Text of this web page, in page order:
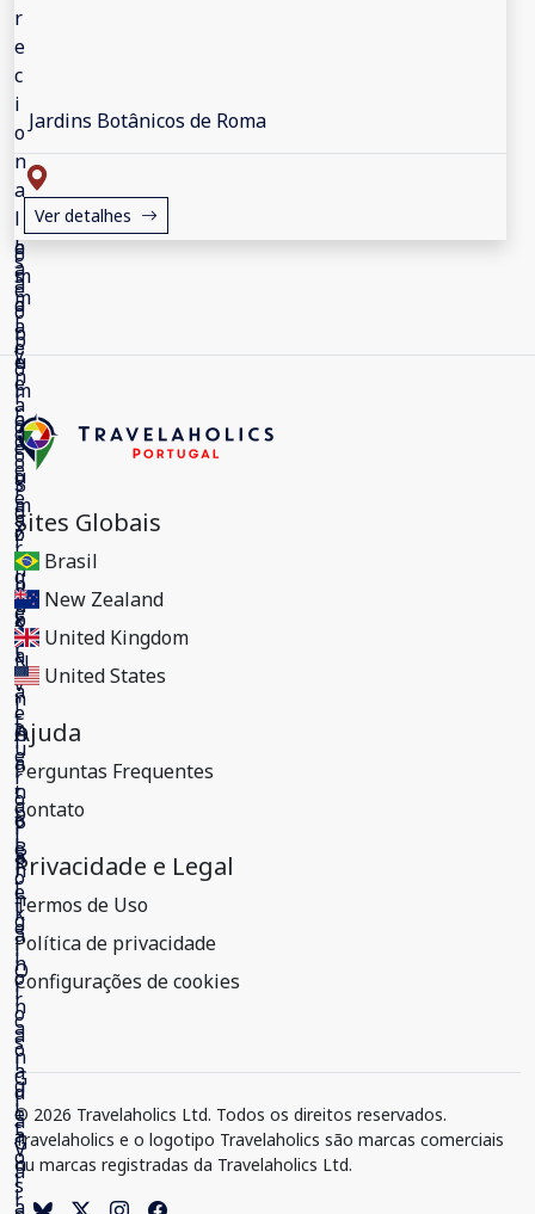
Jardins Botânicos de Roma
Ver detalhes
Sites Globais
Brasil
New Zealand
United Kingdom
United States
Ajuda
Perguntas Frequentes
Contato
Privacidade e Legal
Termos de Uso
Política de privacidade
Configurações de cookies
© 2026 Travelaholics Ltd. Todos os direitos reservados.
Travelaholics e o logotipo Travelaholics são marcas comerciais
ou marcas registradas da Travelaholics Ltd.